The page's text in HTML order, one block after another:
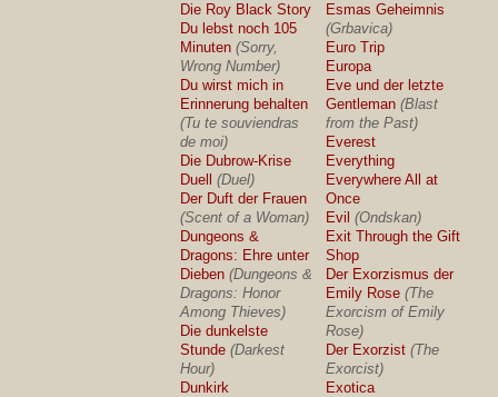
Die Roy Black Story
Du lebst noch 105
Minuten (Sorry,
Wrong Number)
Du wirst mich in
Erinnerung behalten
(Tu te souviendras
de moi)
Die Dubrow-Krise
Duell
(Duel)
Der Duft der Frauen
(Scent of a Woman)
Dungeons &
Dragons: Ehre unter
Dieben (Dungeons &
Dragons: Honor
Among Thieves)
Die dunkelste
Stunde (Darkest
Hour)
Dunkirk
Esmas Geheimnis
(Grbavica)
Euro Trip
Europa
Eve und der letzte
Gentleman (Blast
from the Past)
Everest
Everything
Everywhere All at
Once
Evil (Ondskan)
Exit Through the Gift
Shop
Der Exorzismus der
Emily Rose (The
Exorcism of Emily
Rose)
Der Exorzist (The
Exorcist)
Exotica